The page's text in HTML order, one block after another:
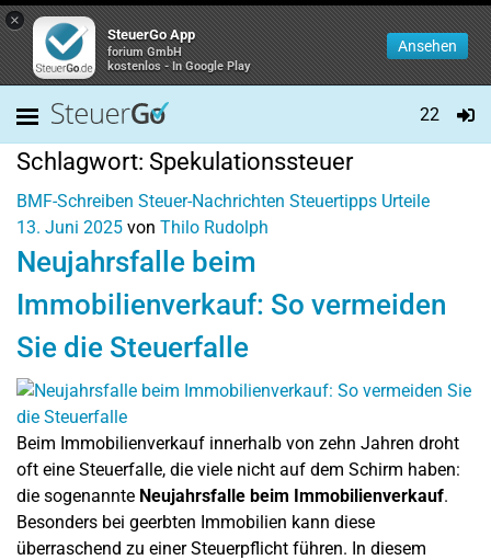
×
SteuerGo App
forium GmbH
kostenlos - In Google Play
Ansehen
22
Schlagwort: Spekulationssteuer
BMF-Schreiben Steuer-Nachrichten Steuertipps Urteile
13. Juni 2025 von Thilo Rudolph
Neujahrsfalle beim
Immobilienverkauf: So vermeiden
Sie die Steuerfalle
Beim Immobilienverkauf innerhalb von zehn Jahren droht
oft eine Steuerfalle, die viele nicht auf dem Schirm haben:
die sogenannte Neujahrsfalle beim Immobilienverkauf.
Besonders bei geerbten Immobilien kann diese
überraschend zu einer Steuerpflicht führen. In diesem